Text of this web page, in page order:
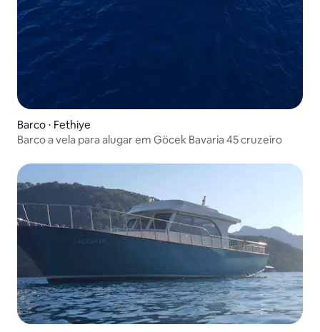
Barco ⋅ Fethiye
Barco a vela para alugar em Göcek Bavaria 45 cruzeiro